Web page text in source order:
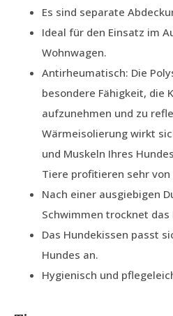
Es sind separate
Ideal für den Einsatz im
Wohnwagen.
Antirheumatisch: Die
besondere Fähigkeit, die
aufzunehmen und zu
Wärmeisolierung wirkt
und Muskeln Ihres
Tiere profitieren sehr
Nach einer ausgiebigen
Schwimmen trocknet das
Das Hundekissen passt
Hundes an.
Hygienisch und